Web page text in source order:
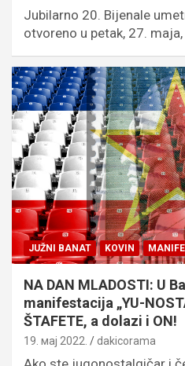
Jubilarno 20. Bijenale
otvoreno u petak, 27.
JUŽNI BANAT KOVIN
NA DAN MLADOSTI: U
manifestacija „YU-
ŠTAFETE, a dolazi i ON!
19. мај 2022. dakicorama